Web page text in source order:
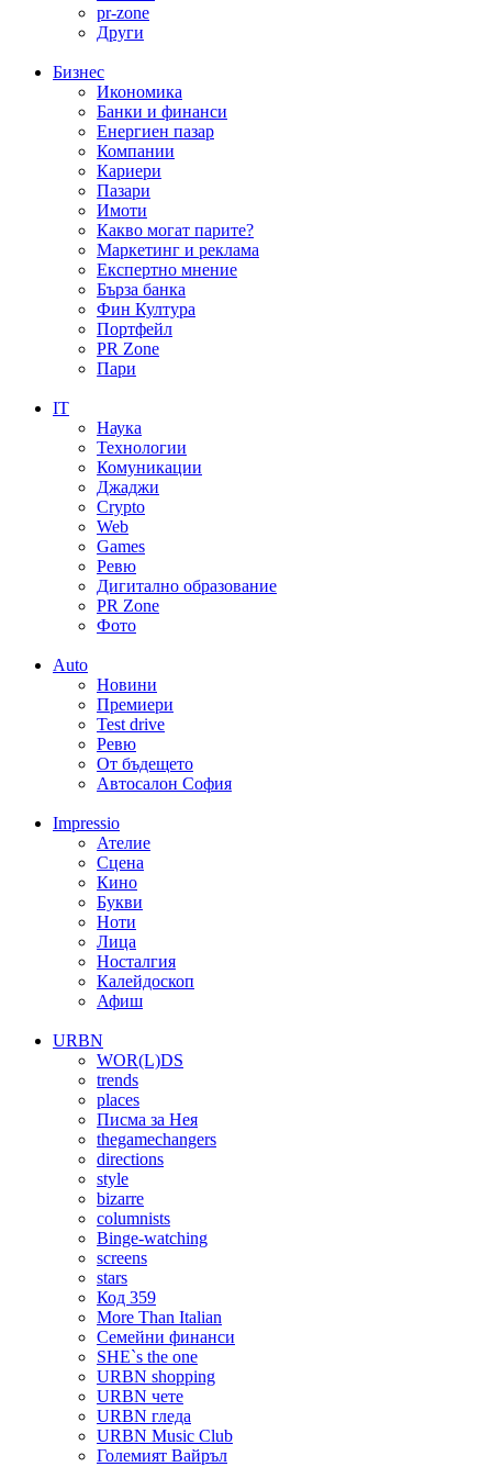
pr-zone
Други
Бизнес
Икономика
Банки и финанси
Енергиен пазар
Компании
Кариери
Пазари
Имоти
Какво могат парите?
Маркетинг и реклама
Експертно мнение
Бърза банка
Фин Култура
Портфейл
PR Zone
Пари
IT
Наука
Технологии
Комуникации
Джаджи
Crypto
Web
Games
Ревю
Дигитално образование
PR Zone
Фото
Auto
Новини
Премиери
Test drive
Ревю
От бъдещето
Автосалон София
Impressio
Ателие
Сцена
Кино
Букви
Ноти
Лица
Носталгия
Калейдоскоп
Афиш
URBN
WOR(L)DS
trends
places
Писма за Нея
thegamechangers
directions
style
bizarre
columnists
Binge-watching
screens
stars
Код 359
More Than Italian
Семейни финанси
SHE`s the one
URBN shopping
URBN чете
URBN гледа
URBN Music Club
Големият Вайръл